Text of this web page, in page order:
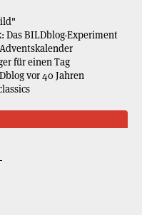
Das BILDblog-Experiment
für einen Tag
vor 40 Jahren